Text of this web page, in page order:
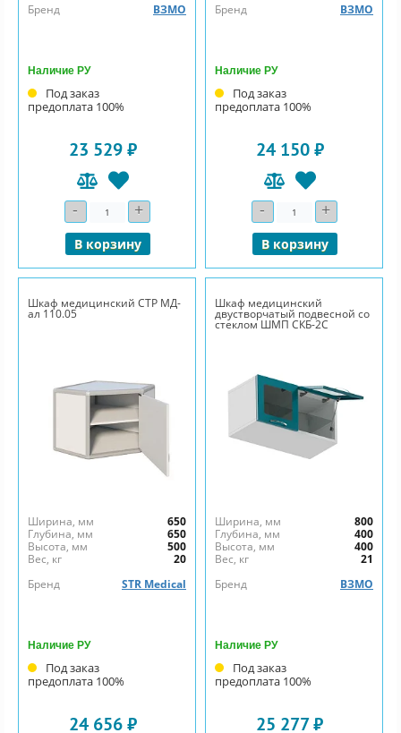
Бренд ВЗМО
Наличие РУ
Под заказ
предоплата 100%
23 529 ₽
- Количество+
В корзину
Бренд ВЗМО
Наличие РУ
Под заказ
предоплата 100%
24 150 ₽
- Количество+
В корзину
Шкаф медицинский СТР МД-
ал 110.05
Ширина, мм
650
Глубина, мм
650
Высота, мм
500
Вес, кг
20
Бренд
STR Medical
Наличие РУ
Под заказ
предоплата 100%
24 656 ₽
Шкаф медицинский
двустворчатый подвесной со
стеклом ШМП СКБ-2С
Ширина, мм
800
Глубина, мм
400
Высота, мм
400
Вес, кг
21
Бренд
ВЗМО
Наличие РУ
Под заказ
предоплата 100%
25 277 ₽